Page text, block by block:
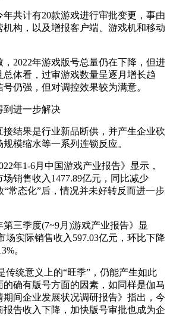
计有20款游戏进行审批变更，事由
构，以及增报客户端、游戏机和移动
2022年游戏版号总量仍在下降，但进
体看，过审游戏数量呈逐月增长趋
仍强，但对调控效果较为满意。
进一步解决
结果是行业新品断供，并产生企业砍
模缩水等一系列连锁反应。
1-6月中国游戏产业报告》显示，
销售收入1477.89亿元，同比减少
“常态化”后，情况并未好转反而进一步
三季度(7~9月)游戏产业报告》显
场实际销售收入597.03亿元，环比下降
。
统意义上的“旺季”，仍能产生如此
确有版号方面的因素，如同样是伽马
期间企业发展状况调研报告》指出，今
告收入下降，加快版号审批也成为企